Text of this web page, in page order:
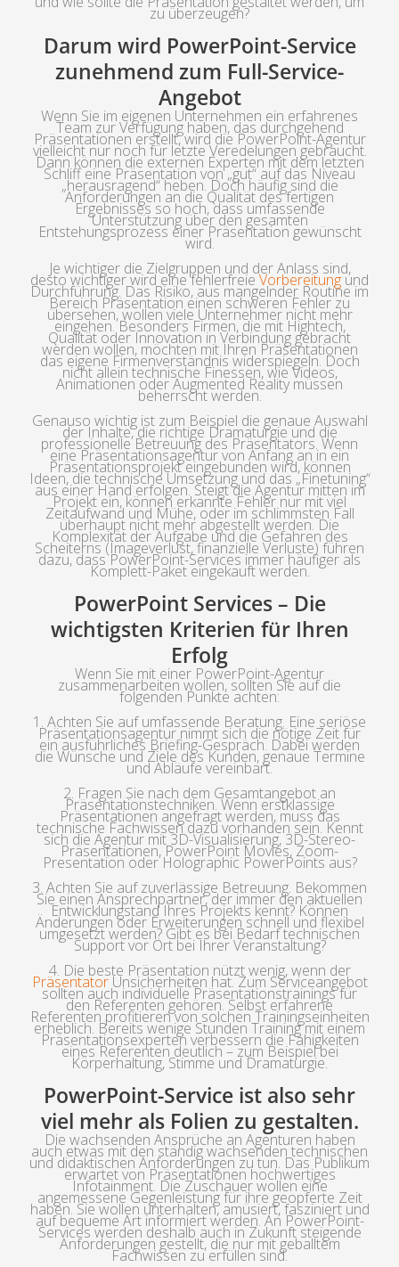
zu überzeugen?
Darum wird PowerPoint-Service
zunehmend zum Full-Service-
Angebot
Wenn Sie im eigenen Unternehmen ein erfahrenes
Team zur Verfügung haben, das durchgehend
Präsentationen erstellt, wird die PowerPoint-Agentur
vielleicht nur noch für letzte Veredelungen gebraucht.
Dann können die externen Experten mit dem letzten
Schliff eine Präsentation von „gut“ auf das Niveau
„herausragend“ heben. Doch häufig sind die
Anforderungen an die Qualität des fertigen
Ergebnisses so hoch, dass umfassende
Unterstützung über den gesamten
Entstehungsprozess einer Präsentation gewünscht
wird.
Je wichtiger die Zielgruppen und der Anlass sind,
desto wichtiger wird eine fehlerfreieVorbereitungund
Durchführung. Das Risiko, aus mangelnder Routine im
Bereich Präsentation einen schweren Fehler zu
übersehen, wollen viele Unternehmer nicht mehr
eingehen. Besonders Firmen, die mit Hightech,
Qualität oder Innovation in Verbindung gebracht
werden wollen, möchten mit Ihren Präsentationen
das eigene Firmenverständnis widerspiegeln. Doch
nicht allein technische Finessen, wie Videos,
Animationen oder Augmented Reality müssen
beherrscht werden.
Genauso wichtig ist zum Beispiel die genaue Auswahl
der Inhalte, die richtige Dramaturgie und die
professionelle Betreuung des Präsentators. Wenn
eine Präsentationsagentur von Anfang an in ein
Präsentationsprojekt eingebunden wird, können
Ideen, die technische Umsetzung und das „Finetuning“
aus einer Hand erfolgen. Steigt die Agentur mitten im
Projekt ein, können erkannte Fehler nur mit viel
Zeitaufwand und Mühe, oder im schlimmsten Fall
überhaupt nicht mehr abgestellt werden. Die
Komplexität der Aufgabe und die Gefahren des
Scheiterns (Imageverlust, finanzielle Verluste) führen
dazu, dass PowerPoint-Services immer häufiger als
Komplett-Paket eingekauft werden.
PowerPoint Services – Die
wichtigsten Kriterien für Ihren
Erfolg
Wenn Sie mit einer PowerPoint-Agentur
zusammenarbeiten wollen, sollten Sie auf die
folgenden Punkte achten:
1. Achten Sie auf umfassende Beratung. Eine seriöse
Präsentationsagentur nimmt sich die nötige Zeit für
ein ausführliches Briefing-Gespräch. Dabei werden
die Wünsche und Ziele des Kunden, genaue Termine
und Abläufe vereinbart.
2. Fragen Sie nach dem Gesamtangebot an
Präsentationstechniken. Wenn erstklassige
Präsentationen angefragt werden, muss das
technische Fachwissen dazu vorhanden sein. Kennt
sich die Agentur mit 3D-Visualisierung, 3D-Stereo-
Präsentationen, PowerPoint Movies, Zoom-
Presentation oder Holographic PowerPoints aus?
3. Achten Sie auf zuverlässige Betreuung. Bekommen
Sie einen Ansprechpartner, der immer den aktuellen
Entwicklungstand Ihres Projekts kennt? Können
Änderungen oder Erweiterungen schnell und flexibel
umgesetzt werden? Gibt es bei Bedarf technischen
Support vor Ort bei Ihrer Veranstaltung?
4. Die beste Präsentation nützt wenig, wenn der
PräsentatorUnsicherheiten hat. Zum Serviceangebot
sollten auch individuelle Präsentationstrainings für
den Referenten gehören. Selbst erfahrene
Referenten profitieren von solchen Trainingseinheiten
erheblich. Bereits wenige Stunden Training mit einem
Präsentationsexperten verbessern die Fähigkeiten
eines Referenten deutlich – zum Beispiel bei
Körperhaltung, Stimme und Dramaturgie.
PowerPoint-Service ist also sehr
viel mehr als Folien zu gestalten.
Die wachsenden Ansprüche an Agenturen haben
auch etwas mit den ständig wachsenden technischen
und didaktischen Anforderungen zu tun. Das Publikum
erwartet von Präsentationen hochwertiges
Infotainment. Die Zuschauer wollen eine
angemessene Gegenleistung für ihre geopferte Zeit
haben. Sie wollen unterhalten, amüsiert, fasziniert und
auf bequeme Art informiert werden. An PowerPoint-
Services werden deshalb auch in Zukunft steigende
Anforderungen gestellt, die nur mit geballtem
Fachwissen zu erfüllen sind.